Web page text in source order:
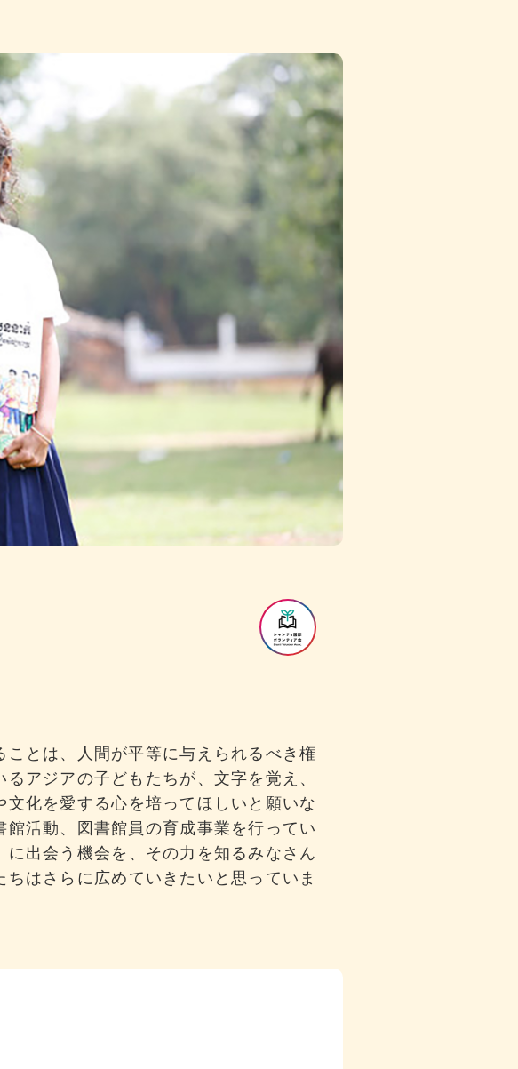
とは、人間が平等に与えられるべき権
アジアの子どもたちが、文字を覚え、
化を愛する心を培ってほしいと願いな
活動、図書館員の育成事業を行ってい
出会う機会を、その力を知るみなさん
はさらに広めていきたいと思っていま